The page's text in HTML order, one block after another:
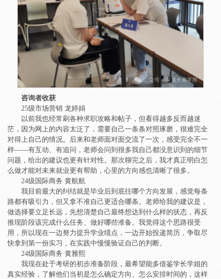
咨询者收获
25级市场营销 龙婷娟
以前我也经常刷各种求职攻略和帖子，但看得越多反而越迷
茫，因为网上的内容太泛了，需要自己一条条对照琢磨，很难完全
对得上自己的情况。后来和老师面对面交流了一次，感受完全不一
样——有互动、有追问，老师会问到很多我自己都没意识到的细节
问题，给出的建议也更有针对性。那次聊完之后，我才真正明白怎
么做才能对未来就业更有帮助，心里的方向感也清晰了很多。
24级国际商务 黄航航
我目前最大的纠结就是毕业后到底往哪个方向发展，感觉每条
路都有吸引力，但又拿不准自己更适合哪条。老师给我的建议是，
做选择要立足长远，先想清楚自己最终想达到什么样的状态，再反
推现阶段该完成什么任务、做好哪些准备。我觉得这个思路很受
用，所以现在一边努力提升学业绩点，一边开始投递简历，争取尽
快拿到第一份实习，在实践中慢慢验证自己的判断。
24级国际商务 黄雅熙
我现在处于考研的初步准备阶段，最希望能多借鉴学长学姐的
真实经验，了解他们当初是怎么确定方向、怎么安排时间的，这样